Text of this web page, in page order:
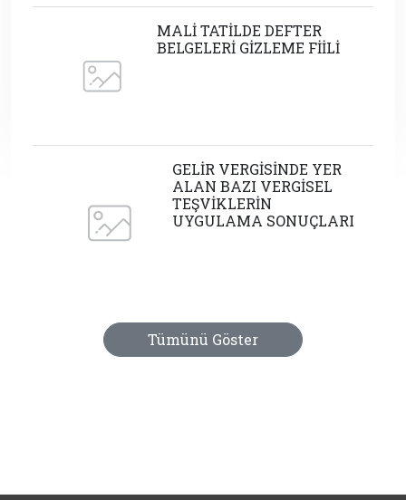
MALİ TATİLDE DEFTER
BELGELERİ GİZLEME FİİLİ
GELİR VERGİSİNDE YER
ALAN BAZI VERGİSEL
TEŞVİKLERİN
UYGULAMA SONUÇLARI
Tümünü Göster